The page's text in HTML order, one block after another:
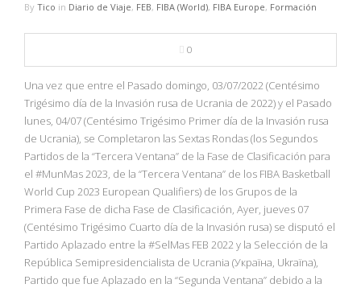
OTROS
NBA
MULTIMEDIA
RIO 2016
By Tico in Diario de Viaje, FEB, FIBA (World), FIBA Europe, Formación
0
Una vez que entre el Pasado domingo, 03/07/2022 (Centésimo
Trigésimo día de la Invasión rusa de Ucrania de 2022) y el Pasado
lunes, 04/07 (Centésimo Trigésimo Primer día de la Invasión rusa
de Ucrania), se Completaron las Sextas Rondas (los Segundos
Partidos de la “Tercera Ventana” de la Fase de Clasificación para
el #MunMas 2023, de la “Tercera Ventana” de los FIBA Basketball
World Cup 2023 European Qualifiers) de los Grupos de la
Primera Fase de dicha Fase de Clasificación, Ayer, jueves 07
(Centésimo Trigésimo Cuarto día de la Invasión rusa) se disputó el
Partido Aplazado entre la #SelMas FEB 2022 y la Selección de la
República Semipresidencialista de Ucrania (Україна, Ukraïna),
Partido que fue Aplazado en la “Segunda Ventana” debido a la